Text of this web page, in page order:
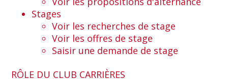
Stages
Voir les recherches de stage
Voir les offres de stage
Saisir une demande de stage
RÔLE DU CLUB CARRIÈRES